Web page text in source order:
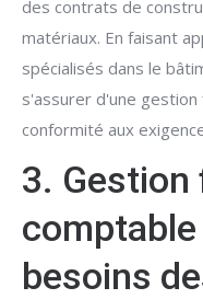
des contrats de
matériaux. En faisant
spécialisés dans le
s'assurer d'une
conformité aux
3.
besoins